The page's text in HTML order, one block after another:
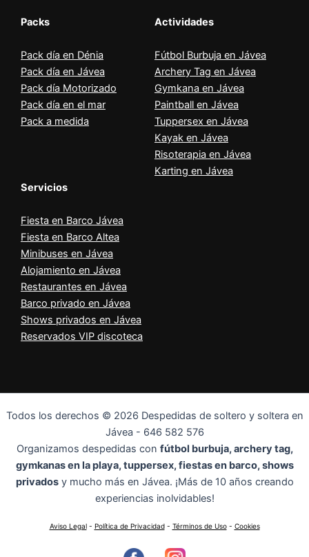
Packs
Pack día en Dénia
Pack día en Jávea
Pack día Motorizado
Pack día en el mar
Pack a medida
Actividades
Fútbol Burbuja en Jávea
Archery Tag en Jávea
Gymkana en Jávea
Paintball en Jávea
Tuppersex en Jávea
Kayak en Jávea
Risoterapia en Jávea
Karting en Jávea
Servicios
Fiesta en Barco Jávea
Fiesta en Barco Altea
Minibuses en Jávea
Alojamiento en Jávea
Restaurantes en Jávea
Barco privado en Jávea
Shows privados en Jávea
Reservados VIP discoteca
Todos los derechos © 2026 Despedidas de soltero y soltera en
Jávea - 646 582 576
Organizamos despedidas con fútbol burbuja, archery tag,
gymkanas en la playa, tuppersex, fiestas en barco, shows
privadosy mucho más en Jávea. ¡Más de 10 años creando
experiencias inolvidables!
Aviso Legal- Política de Privacidad- Términos de Uso- Cookies